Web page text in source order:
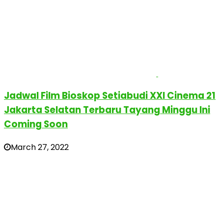
Jadwal Film Bioskop Setiabudi XXI Cinema 21
Jakarta Selatan Terbaru Tayang Minggu Ini
Coming Soon
March 27, 2022